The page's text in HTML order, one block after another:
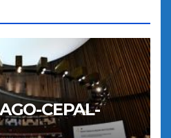
CEPAL-